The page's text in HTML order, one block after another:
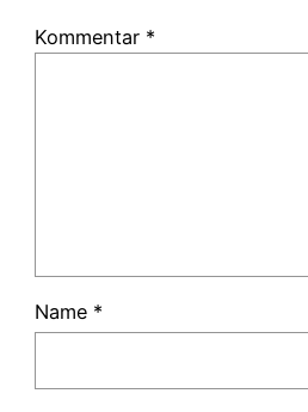
Kommentar *
Name *